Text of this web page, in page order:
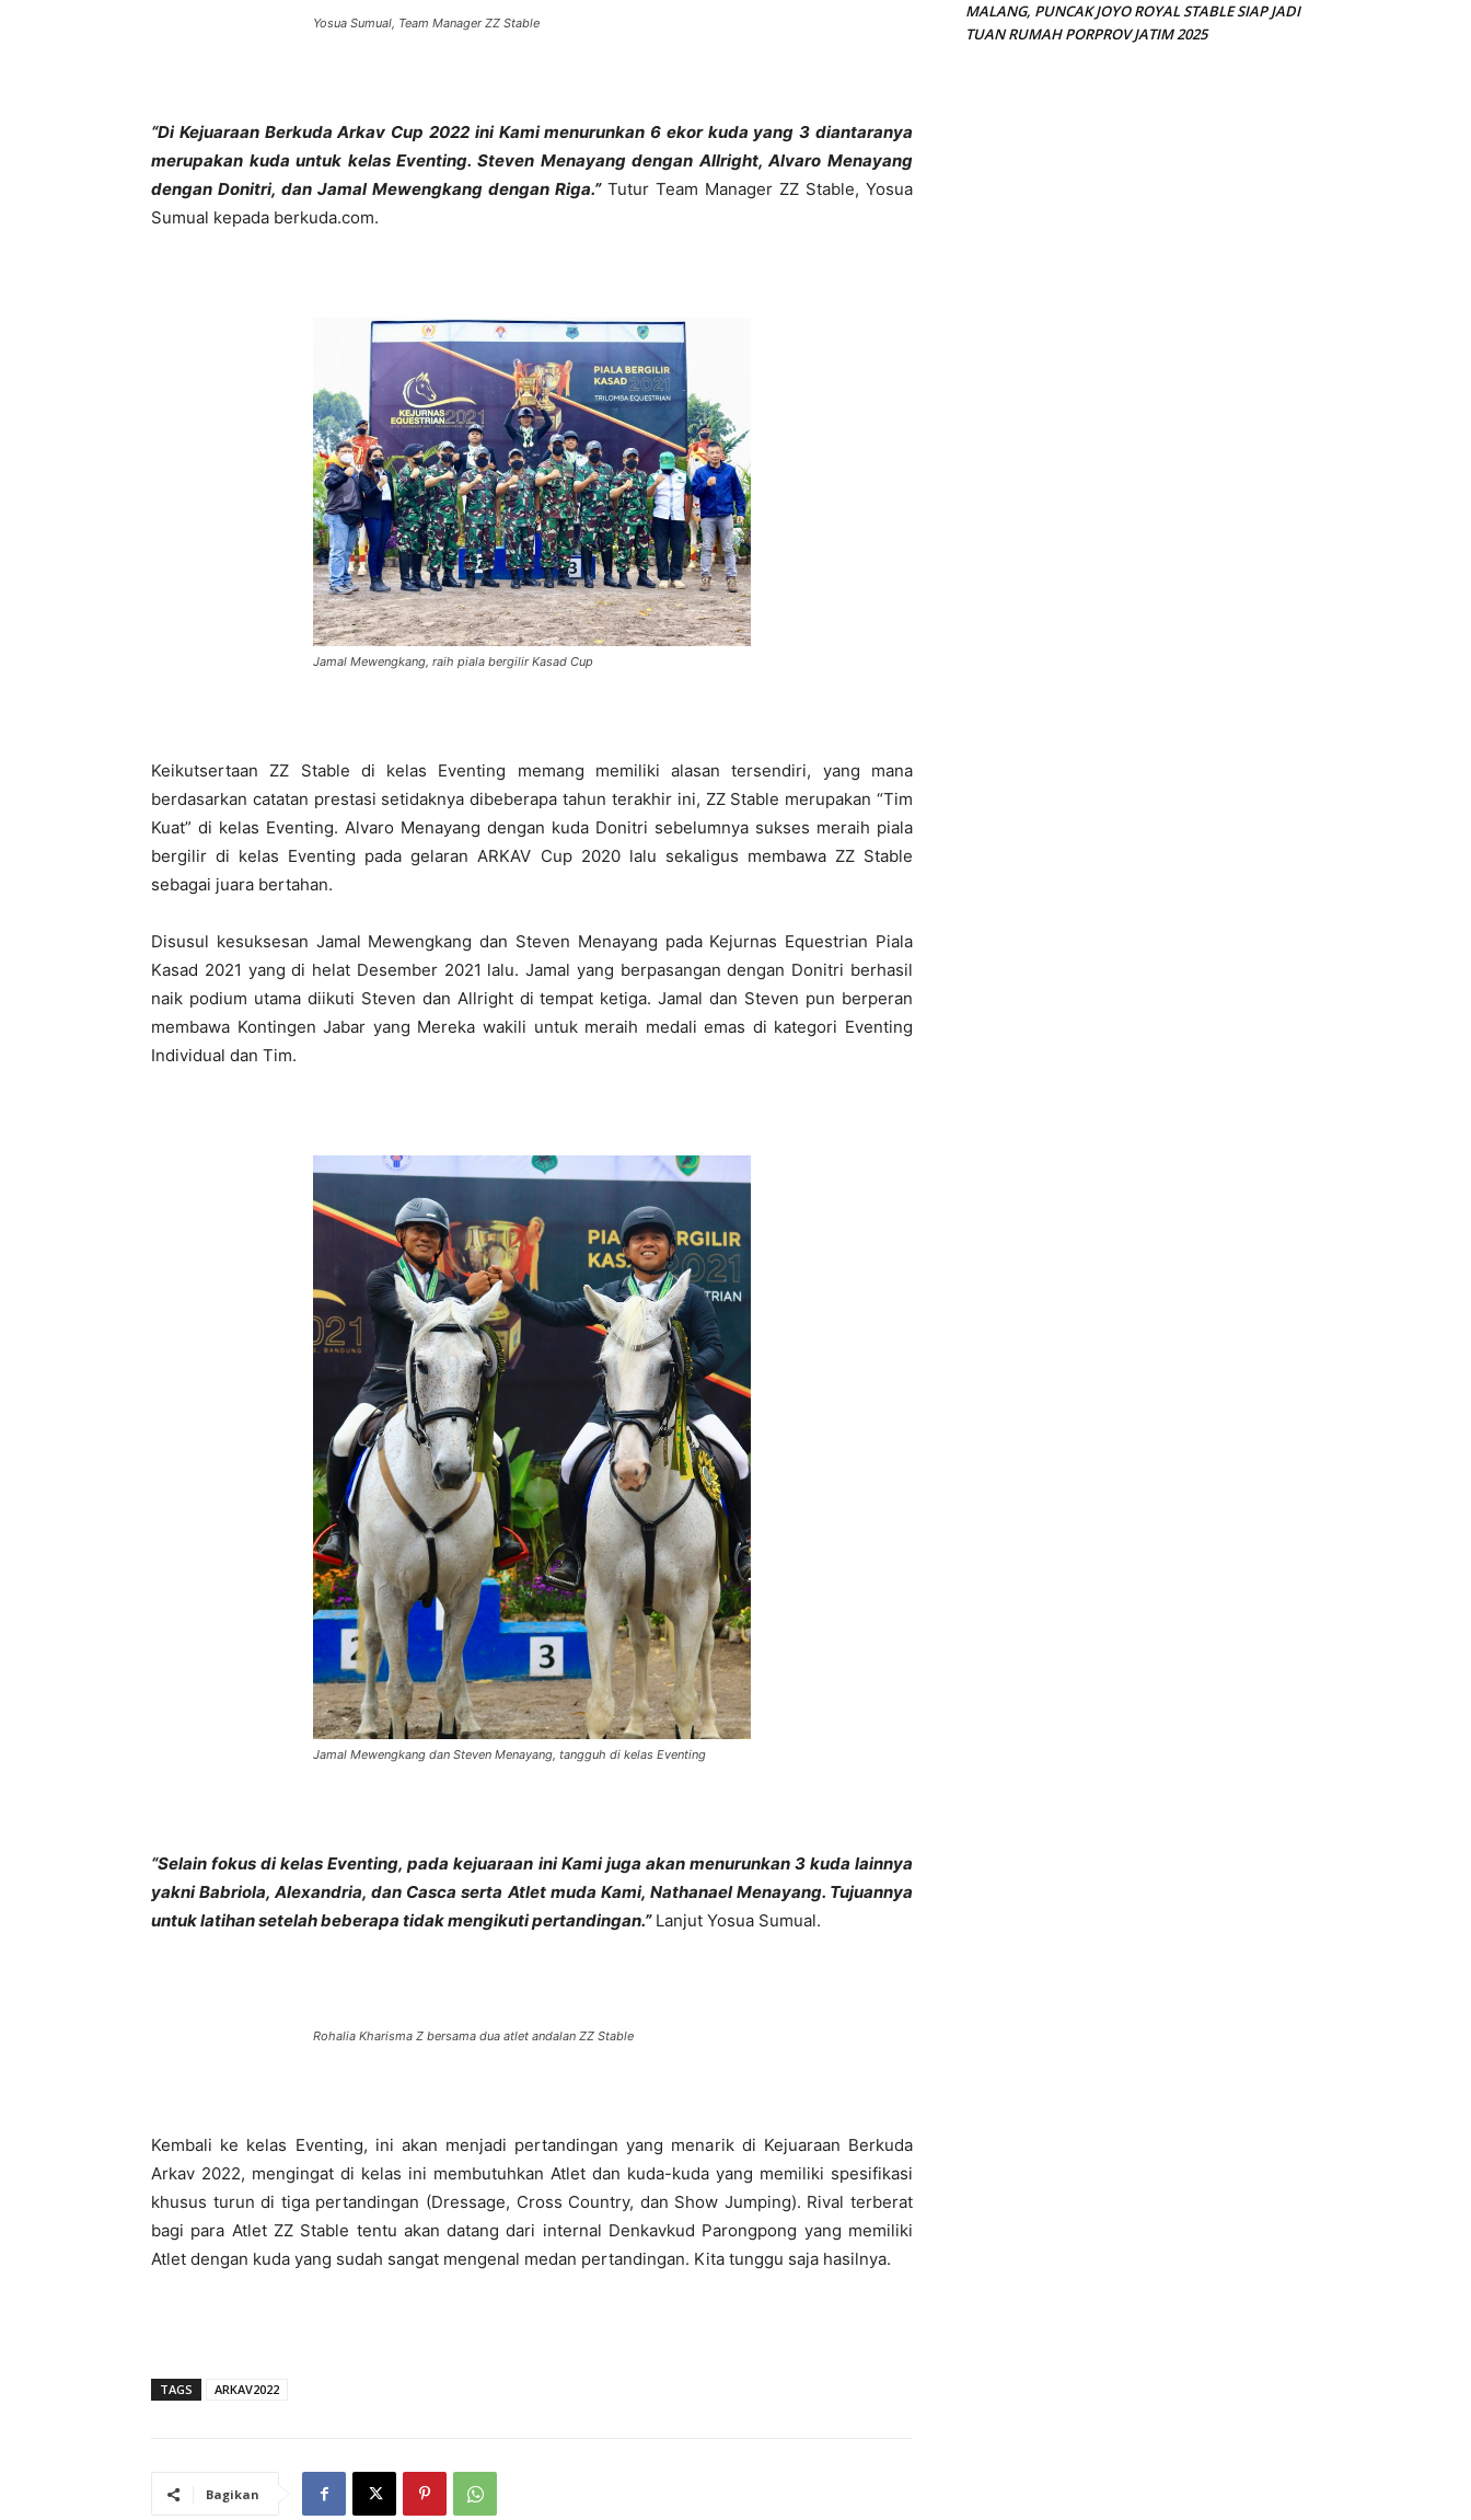
Yosua Sumual, Team Manager ZZ Stable
“Di Kejuaraan Berkuda Arkav Cup 2022 ini Kami menurunkan 6 ekor kuda yang 3 diantaranya
merupakan kuda untuk kelas Eventing. Steven Menayang dengan Allright, Alvaro Menayang
dengan Donitri, dan Jamal Mewengkang dengan Riga.”Tutur Team Manager ZZ Stable, Yosua
Sumual kepada berkuda.com.
Jamal Mewengkang, raih piala bergilir Kasad Cup
Keikutsertaan ZZ Stable di kelas Eventing memang memiliki alasan tersendiri, yang mana
berdasarkan catatan prestasi setidaknya dibeberapa tahun terakhir ini, ZZ Stable merupakan “Tim
Kuat” di kelas Eventing. Alvaro Menayang dengan kuda Donitri sebelumnya sukses meraih piala
bergilir di kelas Eventing pada gelaran ARKAV Cup 2020 lalu sekaligus membawa ZZ Stable
sebagai juara bertahan.
Disusul kesuksesan Jamal Mewengkang dan Steven Menayang pada Kejurnas Equestrian Piala
Kasad 2021 yang di helat Desember 2021 lalu. Jamal yang berpasangan dengan Donitri berhasil
naik podium utama diikuti Steven dan Allright di tempat ketiga. Jamal dan Steven pun berperan
membawa Kontingen Jabar yang Mereka wakili untuk meraih medali emas di kategori Eventing
Individual dan Tim.
Jamal Mewengkang dan Steven Menayang, tangguh di kelas Eventing
“Selain fokus di kelas Eventing, pada kejuaraan ini Kami juga akan menurunkan 3 kuda lainnya
yakni Babriola, Alexandria, dan Casca serta Atlet muda Kami, Nathanael Menayang. Tujuannya
untuk latihan setelah beberapa tidak mengikuti pertandingan.”Lanjut Yosua Sumual.
Rohalia Kharisma Z bersama dua atlet andalan ZZ Stable
Kembali ke kelas Eventing, ini akan menjadi pertandingan yang menarik di Kejuaraan Berkuda
Arkav 2022, mengingat di kelas ini membutuhkan Atlet dan kuda-kuda yang memiliki spesifikasi
khusus turun di tiga pertandingan (Dressage, Cross Country, dan Show Jumping). Rival terberat
bagi para Atlet ZZ Stable tentu akan datang dari internal Denkavkud Parongpong yang memiliki
Atlet dengan kuda yang sudah sangat mengenal medan pertandingan. Kita tunggu saja hasilnya.
TAGS ARKAV2022
Bagikan
MALANG, PUNCAK JOYO ROYAL STABLE SIAP JADI
TUAN RUMAH PORPROV JATIM 2025